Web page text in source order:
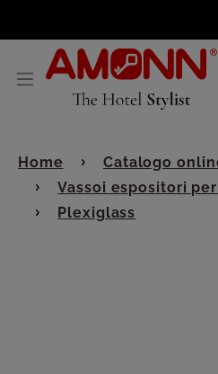
Home
Catalogo
Vassoi espositori
Plexiglass